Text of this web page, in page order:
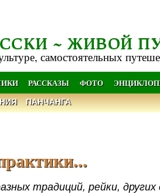
~ ЖИВОЙ
самостоятельных
РАССКАЗЫ ФОТО
ПАНЧАНГА
традиций, рейки,